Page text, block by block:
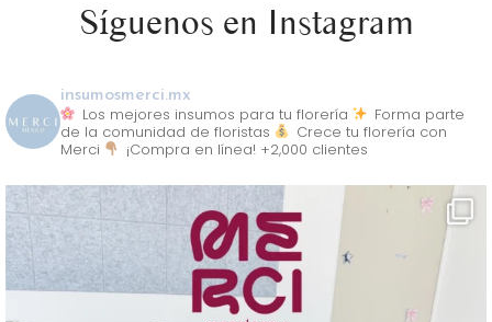
Síguenos en Instagram
insumosmerci.mx
Los mejores insumos para tu florería
Forma parte
de la comunidad de floristas
Crece tu florería con
Merci
¡Compra en línea! +2,000 clientes